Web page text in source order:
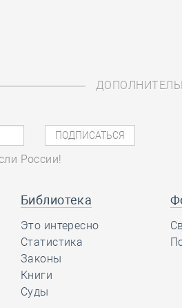
России!
Библиотека
Это интересно
Статистика
Законы
Книги
Суды